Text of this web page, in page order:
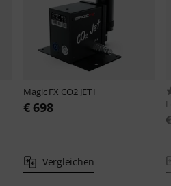
Magic FX CO2 JET I
€ 698
Vergleichen